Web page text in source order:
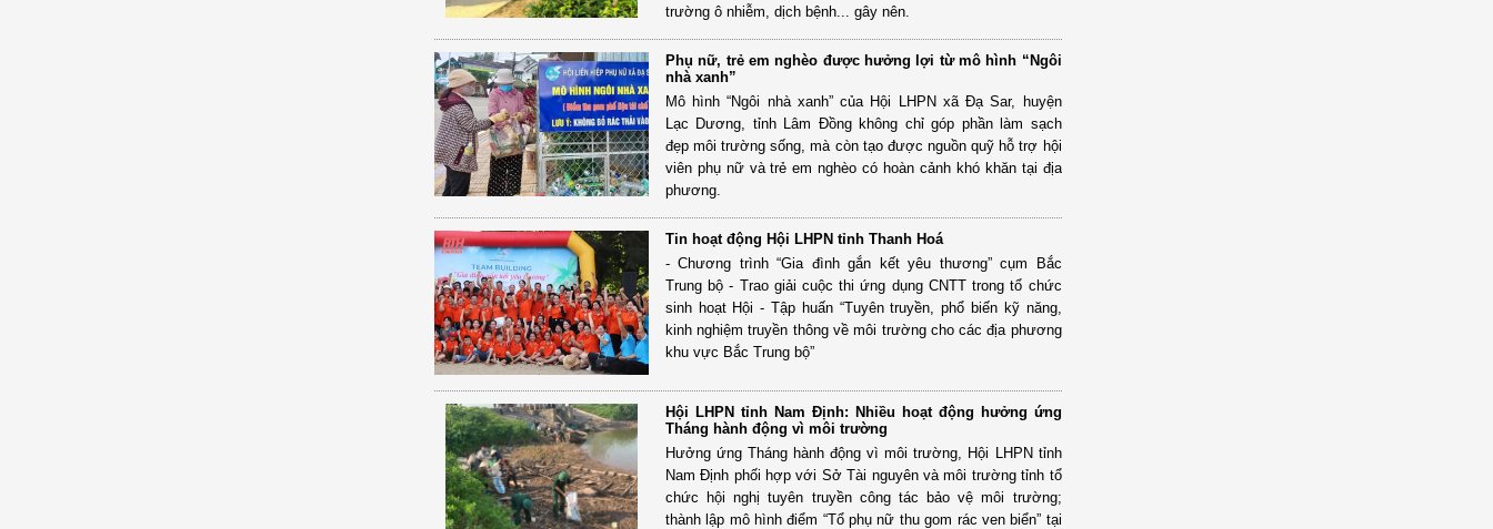
trường ô nhiễm, dịch bệnh... gây nên.
Phụ nữ, trẻ em nghèo được hưởng lợi từ mô hình “Ngôi
nhà xanh”
Mô hình “Ngôi nhà xanh” của Hội LHPN xã Đạ Sar, huyện
Lạc Dương, tỉnh Lâm Đồng không chỉ góp phần làm sạch
đẹp môi trường sống, mà còn tạo được nguồn quỹ hỗ trợ hội
viên phụ nữ và trẻ em nghèo có hoàn cảnh khó khăn tại địa
phương.
Tin hoạt động Hội LHPN tỉnh Thanh Hoá
- Chương trình “Gia đình gắn kết yêu thương” cụm Bắc
Trung bộ - Trao giải cuộc thi ứng dụng CNTT trong tổ chức
sinh hoạt Hội - Tập huấn “Tuyên truyền, phổ biến kỹ năng,
kinh nghiệm truyền thông về môi trường cho các địa phương
khu vực Bắc Trung bộ”
Hội LHPN tỉnh Nam Định: Nhiều hoạt động hưởng ứng
Tháng hành động vì môi trường
Hưởng ứng Tháng hành động vì môi trường, Hội LHPN tỉnh
Nam Định phối hợp với Sở Tài nguyên và môi trường tỉnh tổ
chức hội nghị tuyên truyền công tác bảo vệ môi trường;
thành lập mô hình điểm “Tổ phụ nữ thu gom rác ven biển” tại